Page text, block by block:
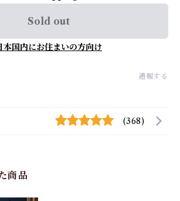
Sold out
本国内にお住まいの方向け
通報する
(368)
商品